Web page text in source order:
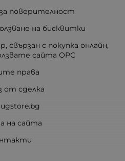
поверителност
на бисквитки
свързан с покупка онлайн,
сайта ОРС
права
от сделка
на сайта